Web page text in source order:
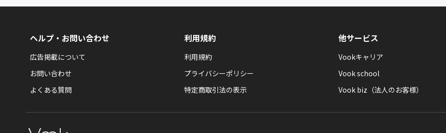
ヘルプ・お問い合わせ
広告掲載について
お問い合わせ
よくある質問
利用規約
利用規約
プライバシーポリシー
特定商取引法の表示
他サービス
Vookキャリア
Vook school
Vook biz（法人のお客様）